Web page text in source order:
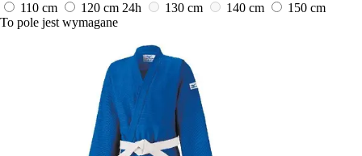
110 cm
120 cm 24h 130 cm 140 cm
150 cm
To pole jest wymagane